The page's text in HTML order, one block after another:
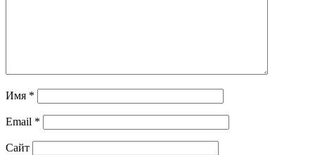
Имя *
Email *
Сайт